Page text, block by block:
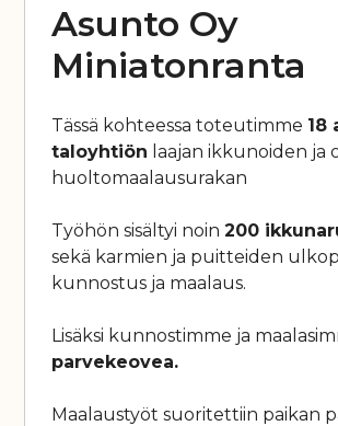
Asunto Oy
Miniatonranta
Tässä kohteessa toteutimme 18
taloyhtiön laajan ikkunoiden ja
huoltomaalausurakan
Työhön sisältyi noin200
sekä karmien ja puitteiden
kunnostus ja maalaus.
Lisäksi kunnostimme ja
parvekeovea.
Maalaustyöt suoritettiin paikan